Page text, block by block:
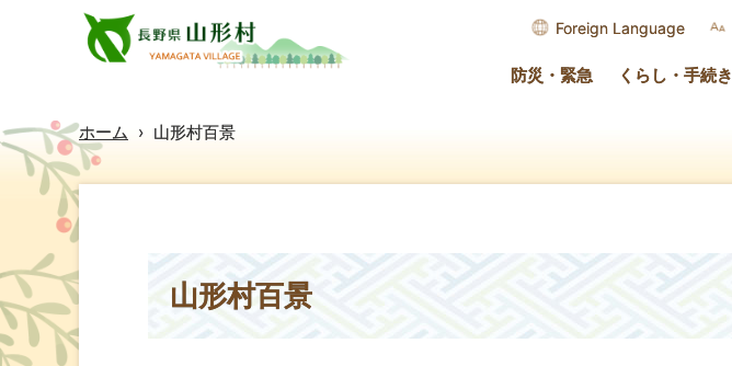
Foreign Language
防災・緊急 くらし・手続き
ホーム › 山形村百景
山形村百景